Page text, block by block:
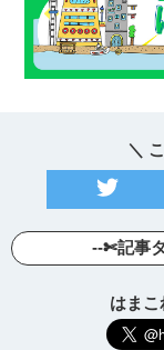
＼
--✄記事
はま